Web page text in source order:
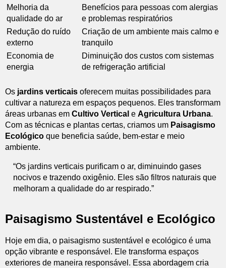
Melhoria da
qualidade do ar
Benefícios para pessoas com alergias
e problemas respiratórios
Redução do ruído
externo
Criação de um ambiente mais calmo e
tranquilo
Economia de
energia
Diminuição dos custos com sistemas
de refrigeração artificial
Os jardins verticais oferecem muitas possibilidades para
cultivar a natureza em espaços pequenos. Eles transformam
áreas urbanas em Cultivo Vertical e Agricultura Urbana.
Com as técnicas e plantas certas, criamos um Paisagismo
Ecológico que beneficia saúde, bem-estar e meio
ambiente.
“Os jardins verticais purificam o ar, diminuindo gases
nocivos e trazendo oxigênio. Eles são filtros naturais que
melhoram a qualidade do ar respirado.”
Paisagismo Sustentável e Ecológico
Hoje em dia, o paisagismo sustentável e ecológico é uma
opção vibrante e responsável. Ele transforma espaços
exteriores de maneira responsável. Essa abordagem cria